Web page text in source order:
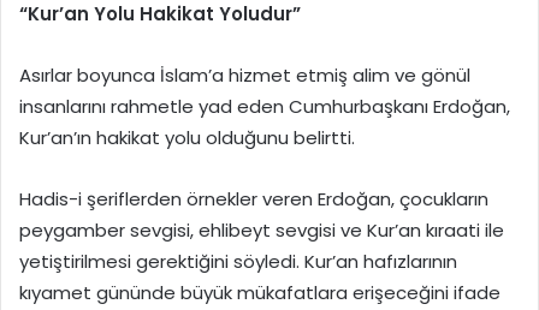
“Kur’an Yolu Hakikat Yoludur”
Asırlar boyunca İslam’a hizmet etmiş alim ve gönül
insanlarını rahmetle yad eden Cumhurbaşkanı Erdoğan,
Kur’an’ın hakikat yolu olduğunu belirtti.
Hadis-i şeriflerden örnekler veren Erdoğan, çocukların
peygamber sevgisi, ehlibeyt sevgisi ve Kur’an kıraati ile
yetiştirilmesi gerektiğini söyledi. Kur’an hafızlarının
kıyamet gününde büyük mükafatlara erişeceğini ifade